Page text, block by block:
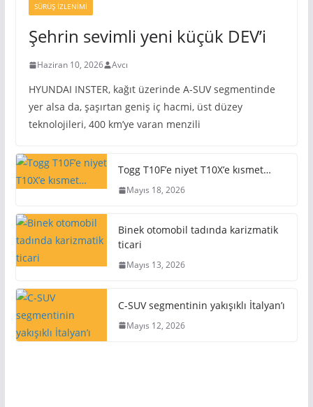
SÜRÜŞ İZLENIMI
Şehrin sevimli yeni küçük DEV’i
Haziran 10, 2026 Avcı
HYUNDAI INSTER, kağıt üzerinde A-SUV segmentinde
yer alsa da, şaşırtan geniş iç hacmi, üst düzey
teknolojileri, 400 km’ye varan menzili
Togg T10F’e niyet T10X’e kısmet…
Mayıs 18, 2026
Binek otomobil tadında karizmatik
ticari
Mayıs 13, 2026
C-SUV segmentinin yakışıklı İtalyan’ı
Mayıs 12, 2026